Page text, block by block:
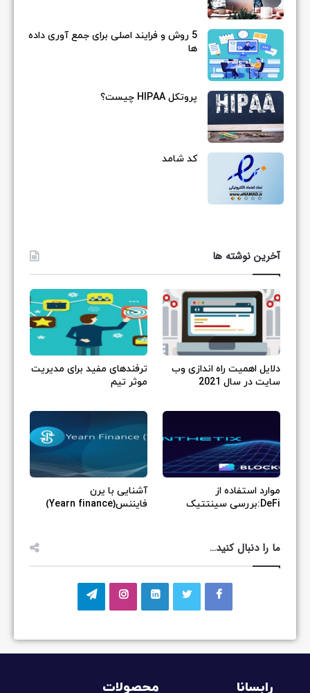
5 روش و فرایند اصلی برای جمع آوری داده
ها
پروتکل HIPAA چیست؟
کد شامد
آخرین نوشته ها
دلایل اهمیت راه اندازی وب
سایت در سال 2021
ترفندهای مفید برای مدیریت
موثر تیم
موارد استفاده از
DeFi:بررسی سینتتیک
آشنایی با یرن
فایننس(Yearn finance)
ما را دنبال کنید…
رابسانا محصولات